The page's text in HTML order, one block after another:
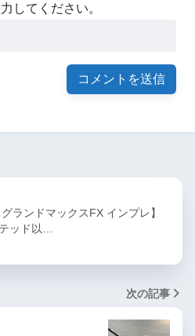
してください。
グランドマックスFX インプレ】
ッド以…
次の記事